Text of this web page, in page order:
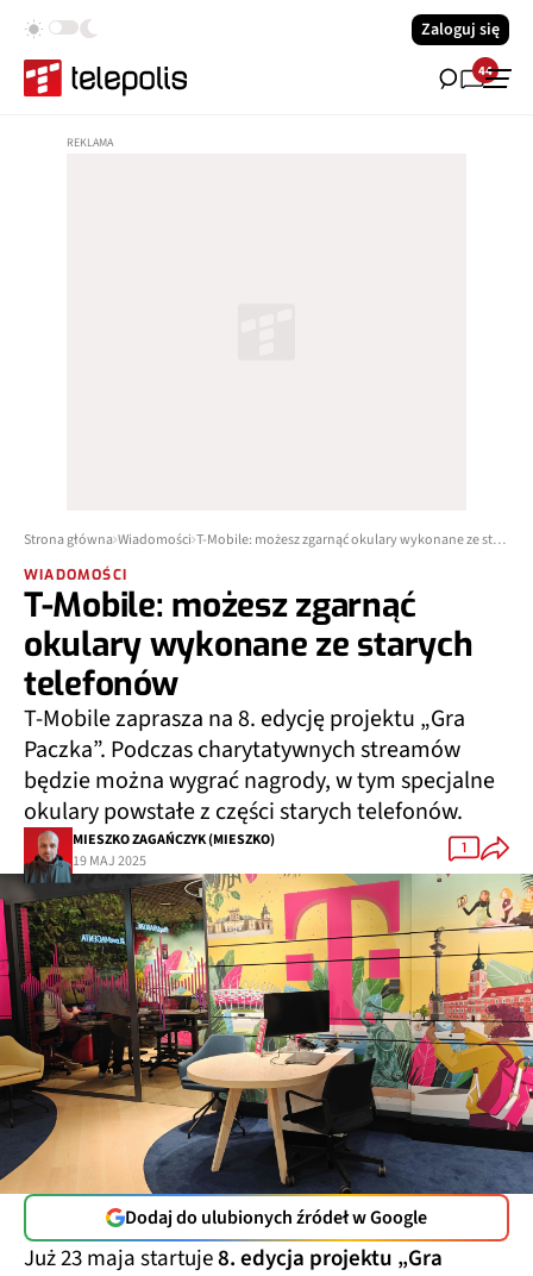
Zaloguj się
44
Strona główna Wiadomości T-Mobile: możesz zgarnąć okulary wykonane ze starych telefonów
WIADOMOŚCI
T-Mobile: możesz zgarnąć
okulary wykonane ze starych
telefonów
T-Mobile zaprasza na 8. edycję projektu „Gra
Paczka”. Podczas charytatywnych streamów
będzie można wygrać nagrody, w tym specjalne
okulary powstałe z części starych telefonów.
MIESZKO ZAGAŃCZYK (MIESZKO)
19 MAJ 2025
1
Dodaj do ulubionych źródeł w Google
Już 23 maja startuje8. edycja projektu „Gra